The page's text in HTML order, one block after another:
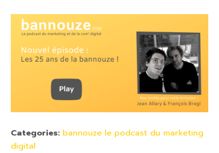
Categories: bannouze le podcast du marketing
digital